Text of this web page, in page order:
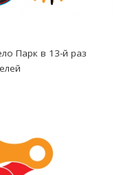
Парк в 13-й раз